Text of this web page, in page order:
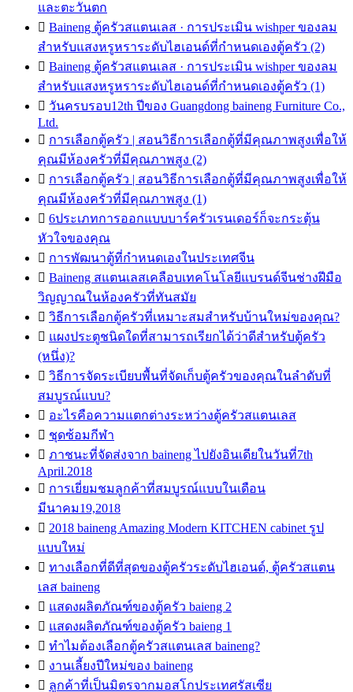
และตะวันตก
 Baineng ตู้ครัวสแตนเลส · การประเมิน wishper ของลม
สำหรับแสงหรูหราระดับไฮเอนด์ที่กำหนดเองตู้ครัว (2)
 Baineng ตู้ครัวสแตนเลส · การประเมิน wishper ของลม
สำหรับแสงหรูหราระดับไฮเอนด์ที่กำหนดเองตู้ครัว (1)
 วันครบรอบ12th ปีของ Guangdong baineng Furniture Co.,
Ltd.
 การเลือกตู้ครัว | สอนวิธีการเลือกตู้ที่มีคุณภาพสูงเพื่อให้
คุณมีห้องครัวที่มีคุณภาพสูง (2)
 การเลือกตู้ครัว | สอนวิธีการเลือกตู้ที่มีคุณภาพสูงเพื่อให้
คุณมีห้องครัวที่มีคุณภาพสูง (1)
 6ประเภทการออกแบบบาร์ครัวเรนเดอร์ก็จะกระตุ้น
หัวใจของคุณ
 การพัฒนาตู้ที่กำหนดเองในประเทศจีน
 Baineng สแตนเลสเคลือบเทคโนโลยีแบรนด์จีนช่างฝีมือ
วิญญาณในห้องครัวที่ทันสมัย
 วิธีการเลือกตู้ครัวที่เหมาะสมสำหรับบ้านใหม่ของคุณ?
 แผงประตูชนิดใดที่สามารถเรียกได้ว่าดีสำหรับตู้ครัว
(หนึ่ง)?
 วิธีการจัดระเบียบพื้นที่จัดเก็บตู้ครัวของคุณในลำดับที่
สมบูรณ์แบบ?
 อะไรคือความแตกต่างระหว่างตู้ครัวสแตนเลส
 ชุดซ้อมกีฬา
 ภาชนะที่จัดส่งจาก baineng ไปยังอินเดียในวันที่7th
April.2018
 การเยี่ยมชมลูกค้าที่สมบูรณ์แบบในเดือน
มีนาคม19,2018
 2018 baineng Amazing Modern KITCHEN cabinet รูป
แบบใหม่
 ทางเลือกที่ดีที่สุดของตู้ครัวระดับไฮเอนด์, ตู้ครัวสแตน
เลส baineng
 แสดงผลิตภัณฑ์ของตู้ครัว baieng 2
 แสดงผลิตภัณฑ์ของตู้ครัว baieng 1
 ทำไมต้องเลือกตู้ครัวสแตนเลส baineng?
 งานเลี้ยงปีใหม่ของ baineng
 ลูกค้าที่เป็นมิตรจากมอสโกประเทศรัสเซีย